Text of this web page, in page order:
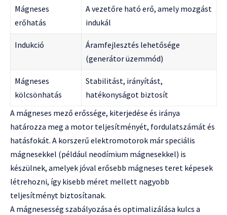
Mágneses
erőhatás
A vezetőre ható erő, amely mozgást
indukál
Indukció
Áramfejlesztés lehetősége
(generátor üzemmód)
Mágneses
kölcsönhatás
Stabilitást, irányítást,
hatékonyságot biztosít
A mágneses mező erőssége, kiterjedése és iránya
határozza meg a motor teljesítményét, fordulatszámát és
hatásfokát. A korszerű elektromotorok már speciális
mágnesekkel (például neodímium mágnesekkel) is
készülnek, amelyek jóval erősebb mágneses teret képesek
létrehozni, így kisebb méret mellett nagyobb
teljesítményt biztosítanak.
A mágnesesség szabályozása és optimalizálása kulcs a